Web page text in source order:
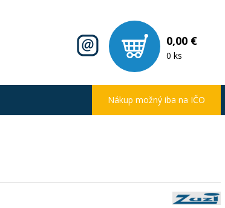
0,00 €
0 ks
Nákup možný iba na IČO